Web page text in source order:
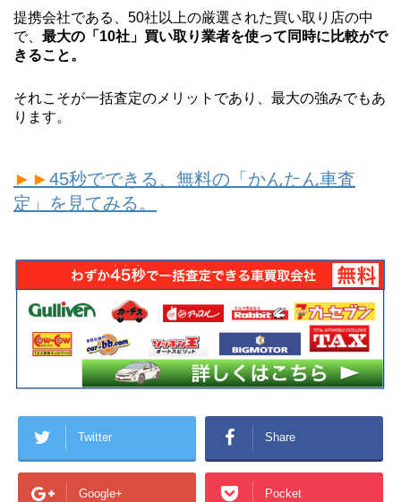
提携会社である、50社以上の厳選された買い取り店の中
で、 最大の「10社」買い取り業者を使って同時に比較がで
きること。
それこそが一括査定のメリットであり、最大の強みでもあ
ります。
►►45秒でできる、無料の「かんたん車査
定」を見てみる。
Twitter Share
Google+ Pocket